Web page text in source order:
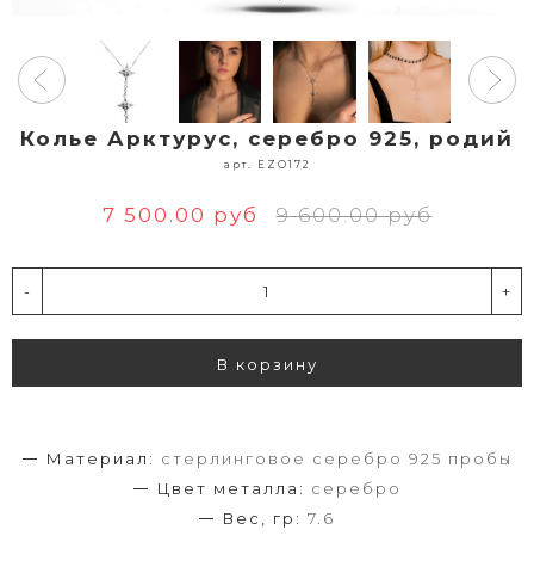
Колье Арктурус, серебро 925, родий
арт. EZO172
7 500.00 руб 9 600.00 руб
- +
В корзину
Материал: стерлинговое серебро 925 пробы
Цвет металла: серебро
Вес, гр: 7.6